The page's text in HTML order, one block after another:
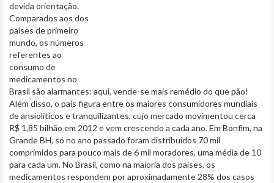
devida orientação.
Comparados aos dos
países de primeiro
mundo, os números
referentes ao
consumo de
medicamentos no
Brasil são alarmantes: aqui, vende-se mais remédio do que pão!
Além disso, o país figura entre os maiores consumidores mundiais
de ansiolíticos e tranquilizantes, cujo mercado movimentou cerca
R$ 1,85 bilhão em 2012 e vem crescendo a cada ano. Em Bonfim, na
Grande BH, só no ano passado foram distribuídos 70 mil
comprimidos para pouco mais de 6 mil moradores, uma média de 10
para cada um. No Brasil, como na maioria dos países, os
medicamentos respondem por aproximadamente 28% dos casos